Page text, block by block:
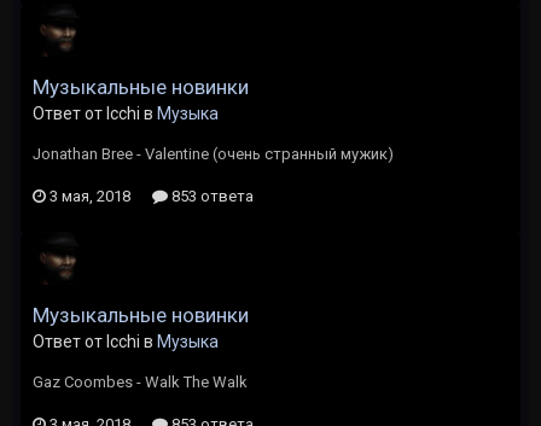
Музыкальные новинки
Ответ от Icchi в Музыка
Jonathan Bree - Valentine (очень странный мужик)
3 мая, 2018 853 ответа
Музыкальные новинки
Ответ от Icchi в Музыка
Gaz Coombes - Walk The Walk